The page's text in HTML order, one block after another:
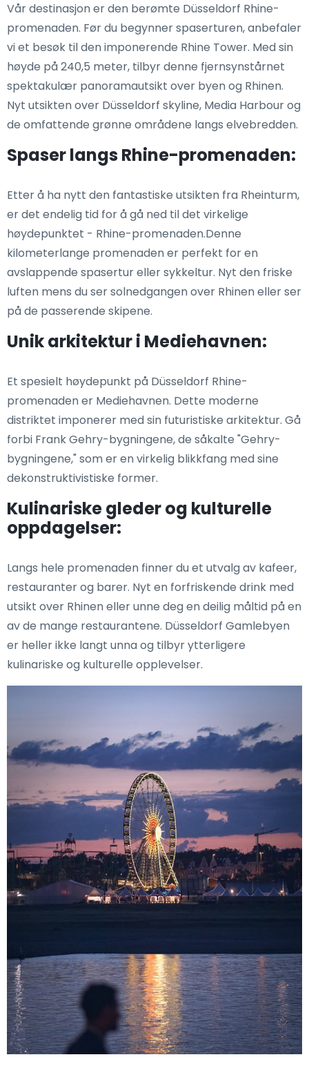
Vår destinasjon er den berømte Düsseldorf Rhine-
promenaden. Før du begynner spaserturen, anbefaler
vi et besøk til den imponerende Rhine Tower. Med sin
høyde på 240,5 meter, tilbyr denne fjernsynstårnet
spektakulær panoramautsikt over byen og Rhinen.
Nyt utsikten over Düsseldorf skyline, Media Harbour og
de omfattende grønne områdene langs elvebredden.
Spaser langs Rhine-promenaden:
Etter å ha nytt den fantastiske utsikten fra Rheinturm,
er det endelig tid for å gå ned til det virkelige
høydepunktet - Rhine-promenaden.Denne
kilometerlange promenaden er perfekt for en
avslappende spasertur eller sykkeltur. Nyt den friske
luften mens du ser solnedgangen over Rhinen eller ser
på de passerende skipene.
Unik arkitektur i Mediehavnen:
Et spesielt høydepunkt på Düsseldorf Rhine-
promenaden er Mediehavnen. Dette moderne
distriktet imponerer med sin futuristiske arkitektur. Gå
forbi Frank Gehry-bygningene, de såkalte "Gehry-
bygningene," som er en virkelig blikkfang med sine
dekonstruktivistiske former.
Kulinariske gleder og kulturelle
oppdagelser:
Langs hele promenaden finner du et utvalg av kafeer,
restauranter og barer. Nyt en forfriskende drink med
utsikt over Rhinen eller unne deg en deilig måltid på en
av de mange restaurantene. Düsseldorf Gamlebyen
er heller ikke langt unna og tilbyr ytterligere
kulinariske og kulturelle opplevelser.